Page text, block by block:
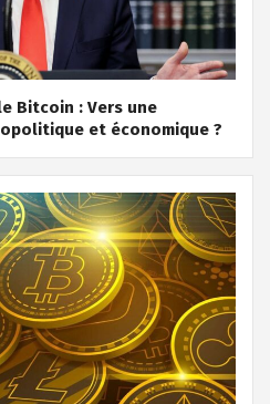
Bitcoin : Vers une
et économique ?